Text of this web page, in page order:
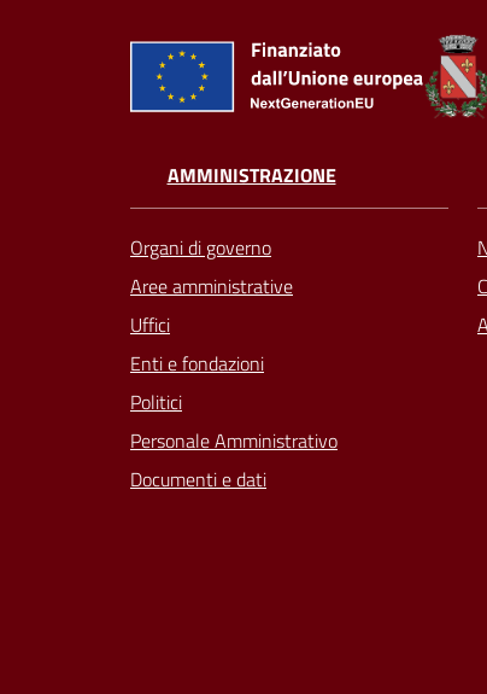
AMMINISTRAZIONE
Organi di governo
Aree amministrative
Uffici
Enti e fondazioni
Politici
Personale Amministrativo
Documenti e dati